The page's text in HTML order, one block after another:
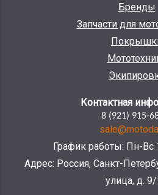
Бренды
Запчасти для
Контактная
8 (921) 915-
График работы: Пн-Вс
Адрес: Россия, Санкт-
улица, д. 9/